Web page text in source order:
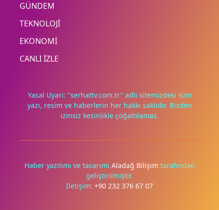
Deneyimini iyileştirmek ve içeriğimizi geliştirmek için çerezler
yalnızca onayınla.
GÜNDEM
TEKNOLOJİ
EKONOMİ
CANLI İZLE
Yasal Uyarı: "serhattv.com.tr" adlı sitemizdeki tüm
yazı, resim ve haberlerin her hakkı saklıdır. Bizden
izinsiz kesinlikle çoğaltılamaz.
Haber yazılımı ve tasarımı Aladağ Bilişim tarafından
geliştirilmiştir.
İletişim: +90 232 376 67 07